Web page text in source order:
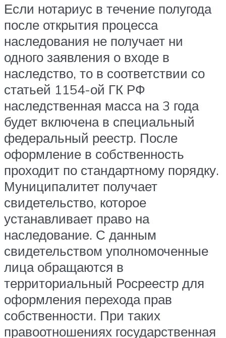
Если нотариус в течение полугода
после открытия процесса
наследования не получает ни
одного заявления о входе в
наследство, то в соответствии со
статьей 1154-ой ГК РФ
наследственная масса на 3 года
будет включена в специальный
федеральный реестр. После
оформление в собственность
проходит по стандартному порядку.
Муниципалитет получает
свидетельство, которое
устанавливает право на
наследование. С данным
свидетельством уполномоченные
лица обращаются в
территориальный Росреестр для
оформления перехода прав
собственности. При таких
правоотношениях государственная